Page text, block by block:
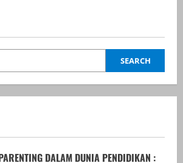
SEARCH
DALAM DUNIA PENDIDIKAN :